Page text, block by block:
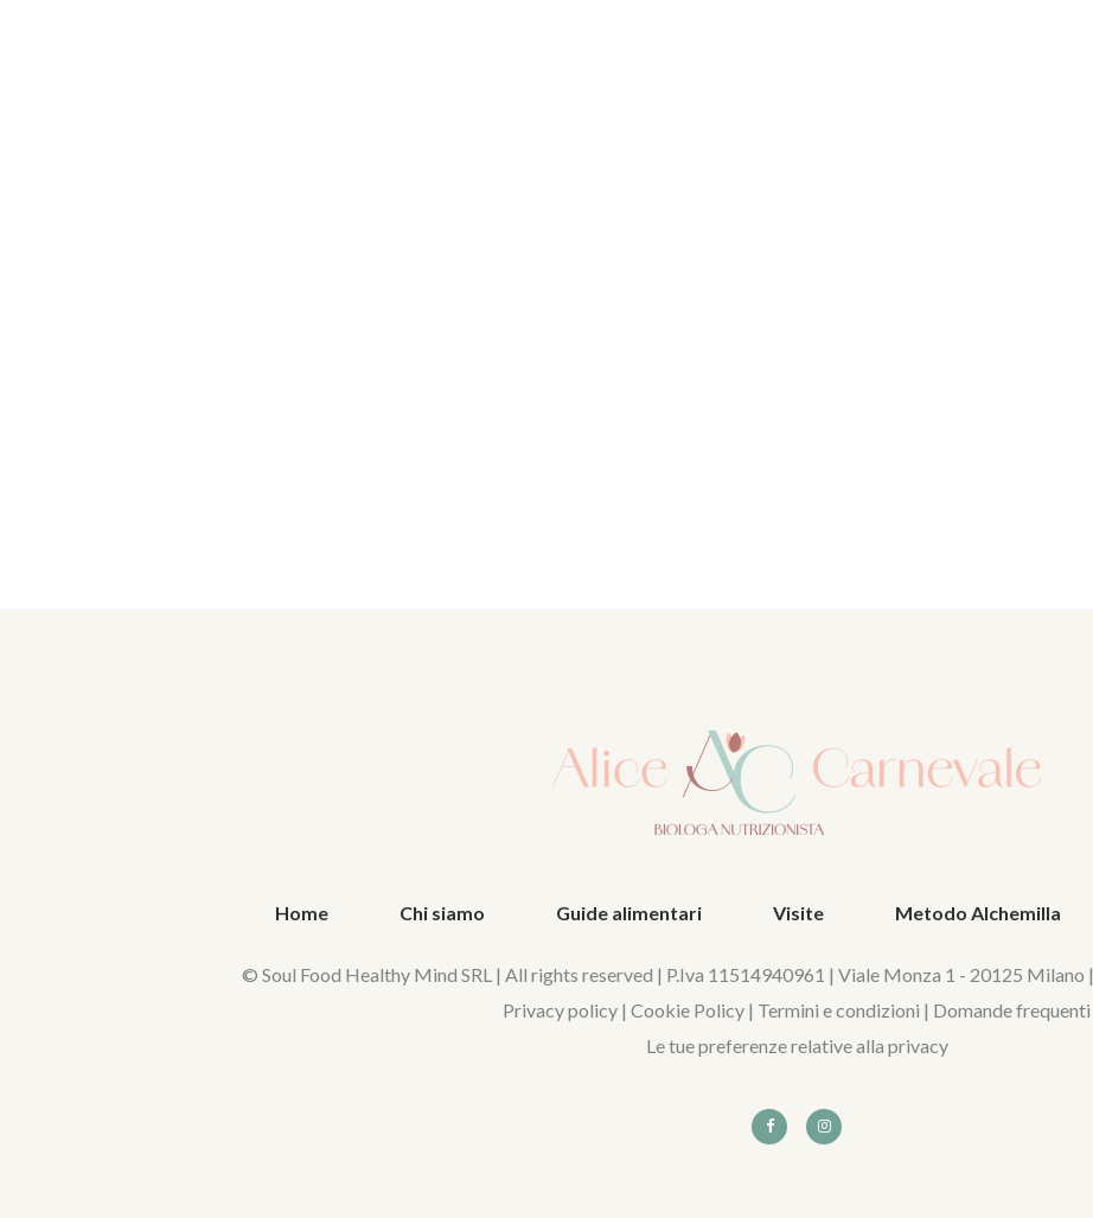
Home Chi siamo Guide alimentari Visite Metodo Alchemilla
© Soul Food Healthy Mind SRL | All rights reserved | P.Iva 11514940961 | Viale Monza 1 - 20125 Milano |
Privacy policy | Cookie Policy | Termini e condizioni | Domande frequenti
Le tue preferenze relative alla privacy